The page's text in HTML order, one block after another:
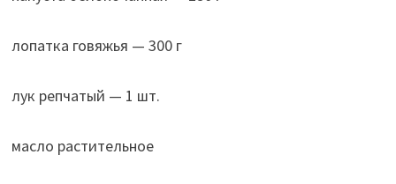
лопатка говяжья — 300 г
лук репчатый — 1 шт.
масло растительное